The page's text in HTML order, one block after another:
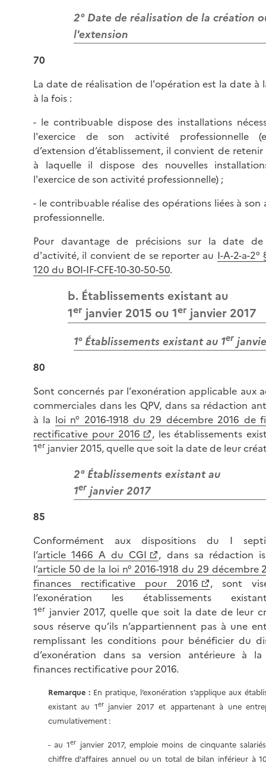
2° Date de réalisation de la création
l'extension
70
La date de réalisation de l'opération est la date à
à la fois :
- le contribuable dispose des installations
l'exercice de son activité professionnelle
d’extension d’établissement, il convient de
à laquelle il dispose des nouvelles
l'exercice de son activité professionnelle) ;
- le contribuable réalise des opérations liées à
professionnelle.
Pour davantage de précisions sur la date
d'activité, il convient de se reporter au I-A-2-a-2°
120 du BOI-IF-CFE-10-30-50-50.
b. Établissements existant au
1erjanvier 2015 ou 1erjanvier 2017
1° Établissements existant au 1er
80
Sont concernés par l'exonération applicable aux
commerciales dans les QPV, dans sa rédaction
à la loi n° 2016-1918 du 29 décembre 2016 de
rectificative pour 2016
, les établissements
1er janvier 2015, quelle que soit la date de leur
2° Établissements existant au
1er janvier 2017
85
Conformément aux dispositions du I
l’article 1466 A du CGI
, dans sa rédaction
l’article 50 de la loi n° 2016-1918 du 29 décembre
finances rectificative pour 2016
, sont
l’exonération les établissements
1er janvier 2017, quelle que soit la date de leur
sous réserve qu’ils n’appartiennent pas à une
remplissant les conditions pour bénéficier du
d’exonération dans sa version antérieure à
finances rectificative pour 2016.
Remarque :En pratique, l’exonération s’applique aux
existant au 1erjanvier 2017 et appartenant à une
cumulativement :
- au 1er janvier 2017, emploie moins de cinquante
chiffre d'affaires annuel ou un total de bilan inférieur à